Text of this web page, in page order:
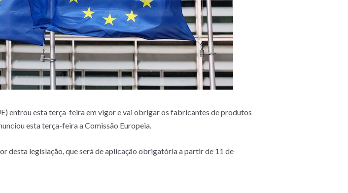
entrou esta terça-feira em vigor e vai obrigar os fabricantes de produtos
esta terça-feira a Comissão Europeia.
desta legislação, que será de aplicação obrigatória a partir de 11 de